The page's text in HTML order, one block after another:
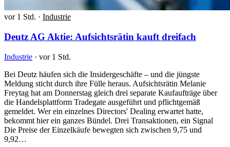
vor 1 Std. · Industrie
Deutz AG Aktie: Aufsichtsrätin kauft dreifach
Industrie · vor 1 Std.
Bei Deutz häufen sich die Insidergeschäfte – und die jüngste
Meldung sticht durch ihre Fülle heraus. Aufsichtsrätin Melanie
Freytag hat am Donnerstag gleich drei separate Kaufaufträge über
die Handelsplattform Tradegate ausgeführt und pflichtgemäß
gemeldet. Wer ein einzelnes Directors' Dealing erwartet hatte,
bekommt hier ein ganzes Bündel. Drei Transaktionen, ein Signal
Die Preise der Einzelkäufe bewegten sich zwischen 9,75 und
9,92…